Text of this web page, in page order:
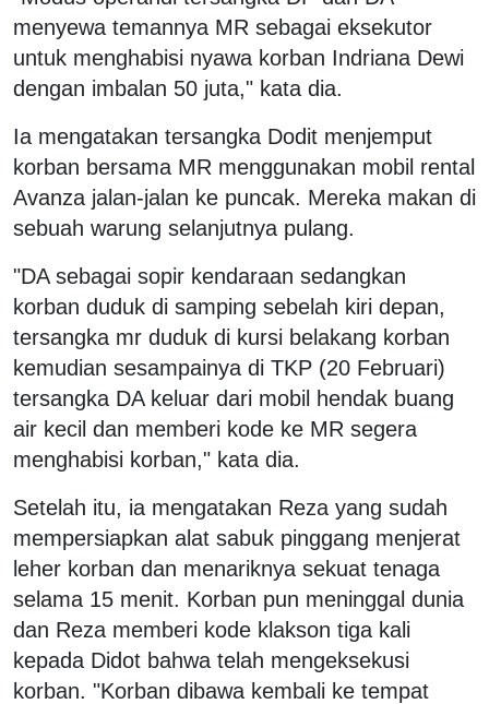
menyewa temannya MR sebagai eksekutor
untuk menghabisi nyawa korban Indriana Dewi
dengan imbalan 50 juta," kata dia.
Ia mengatakan tersangka Dodit menjemput
korban bersama MR menggunakan mobil rental
Avanza jalan-jalan ke puncak. Mereka makan di
sebuah warung selanjutnya pulang.
"DA sebagai sopir kendaraan sedangkan
korban duduk di samping sebelah kiri depan,
tersangka mr duduk di kursi belakang korban
kemudian sesampainya di TKP (20 Februari)
tersangka DA keluar dari mobil hendak buang
air kecil dan memberi kode ke MR segera
menghabisi korban," kata dia.
Setelah itu, ia mengatakan Reza yang sudah
mempersiapkan alat sabuk pinggang menjerat
leher korban dan menariknya sekuat tenaga
selama 15 menit. Korban pun meninggal dunia
dan Reza memberi kode klakson tiga kali
kepada Didot bahwa telah mengeksekusi
korban. "Korban dibawa kembali ke tempat